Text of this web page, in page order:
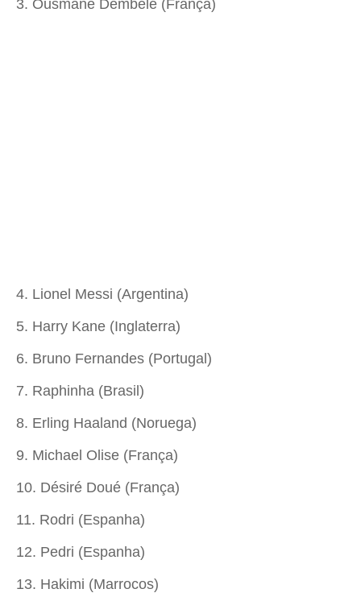
3. Ousmane Dembélé (França)
4. Lionel Messi (Argentina)
5. Harry Kane (Inglaterra)
6. Bruno Fernandes (Portugal)
7. Raphinha (Brasil)
8. Erling Haaland (Noruega)
9. Michael Olise (França)
10. Désiré Doué (França)
11. Rodri (Espanha)
12. Pedri (Espanha)
13. Hakimi (Marrocos)